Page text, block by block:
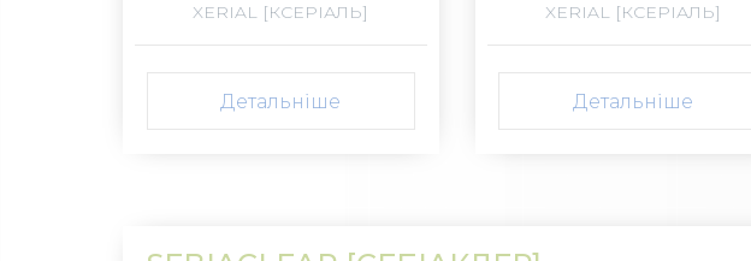
XERIAL [КСЕРІАЛЬ]
Детальніше
XERIAL [КСЕРІАЛЬ]
Детальніше